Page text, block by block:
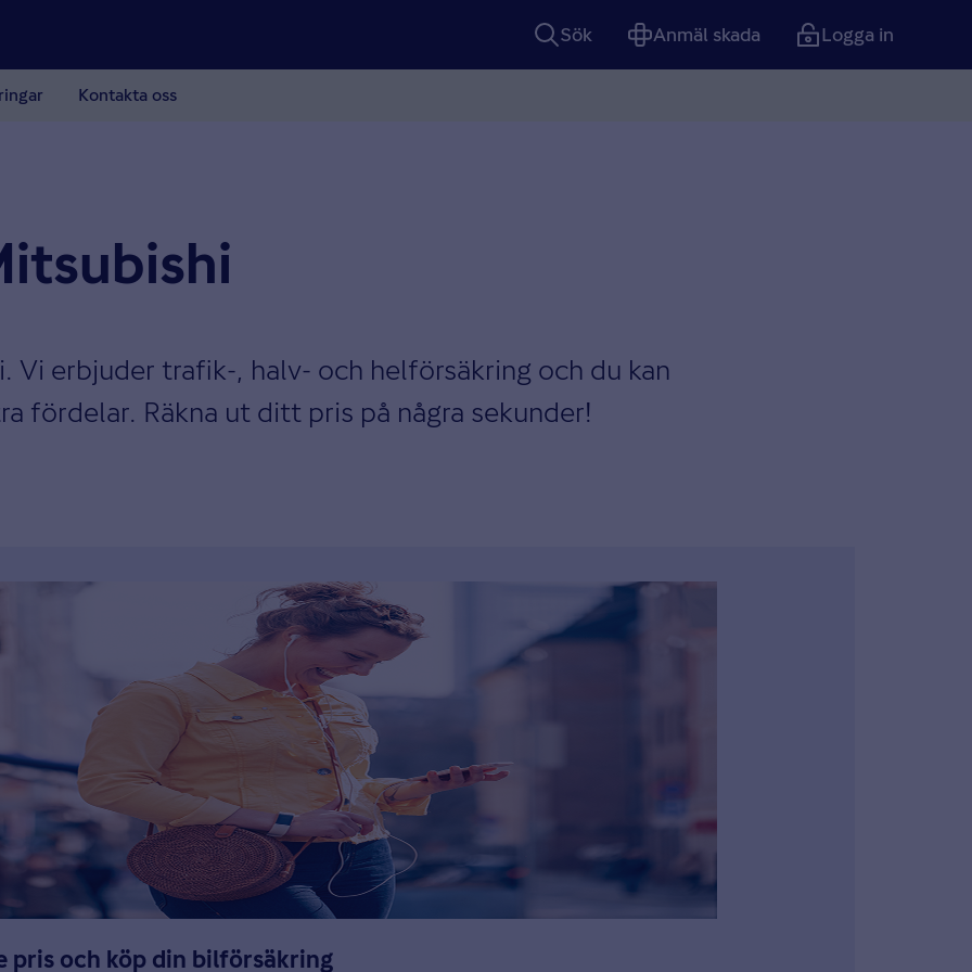
Kontakta oss
Sök Anmäl skada Logga in
Vi erbjuder trafik-, halv- och helförsäkring och du kan
fördelar. Räkna ut ditt pris på några sekunder!
pris och köp din bilförsäkring